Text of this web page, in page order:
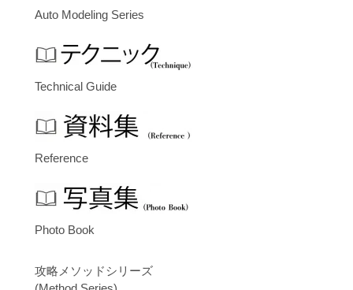
Auto Modeling Series
Technical Guide
Reference
Photo Book
攻略メソッドシリーズ